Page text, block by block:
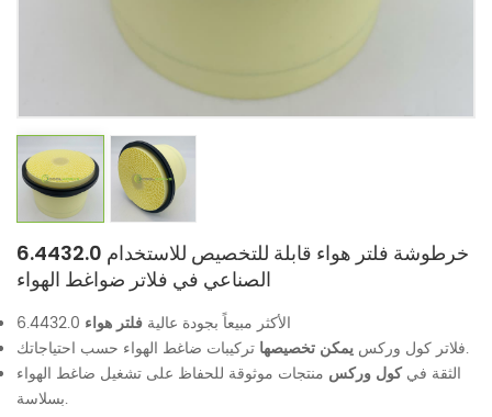
6.4432.0 خرطوشة فلتر هواء قابلة للتخصيص للاستخدام
الصناعي في فلاتر ضواغط الهواء
الأكثر مبيعاً بجودة عالية فلتر هواء 6.4432.0
فلاتر كول وركس يمكن تخصيصها
تركيبات ضاغط الهواء حسب احتياجاتك.
الثقة فيكول وركس منتجات موثوقة للحفاظ على تشغيل ضاغط الهواء
بسلاسة.